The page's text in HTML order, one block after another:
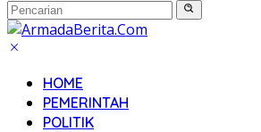
HOME
PEMERINTAH
POLITIK